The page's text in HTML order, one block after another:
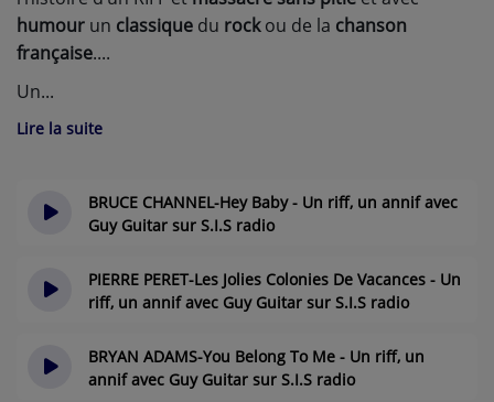
humour un classique du rockou de la chanson
française.
Un
Lire la suite
BRUCE CHANNEL-Hey Baby - Un riff, un annif avec
Guy Guitar sur S.I.S radio
PIERRE PERET-Les Jolies Colonies De Vacances - Un
riff, un annif avec Guy Guitar sur S.I.S radio
BRYAN ADAMS-You Belong To Me - Un riff, un
annif avec Guy Guitar sur S.I.S radio